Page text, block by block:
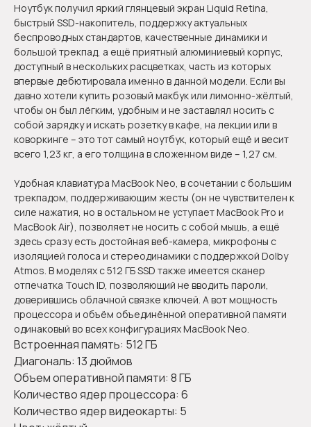
Ноутбук получил яркий глянцевый экран Liquid Retina,
быстрый SSD-накопитель, поддержку актуальных
беспроводных стандартов, качественные динамики и
большой трекпад, а ещё приятный алюминиевый корпус,
доступный в нескольких расцветках, часть из которых
впервые дебютировала именно в данной модели. Если вы
давно хотели купить розовый макбук или лимонно-жёлтый,
чтобы он был лёгким, удобным и не заставлял носить с
собой зарядку и искать розетку в кафе, на лекции или в
коворкинге – это тот самый ноутбук, который ещё и весит
всего 1,23 кг, а его толщина в сложенном виде – 1,27 см.
Удобная клавиатура MacBook Neo, в сочетании с большим
трекпадом, поддерживающим жесты (он не чувствителен к
силе нажатия, но в остальном не уступает MacBook Pro и
MacBook Air), позволяет не носить с собой мышь, а ещё
здесь сразу есть достойная веб-камера, микрофоны с
изоляцией голоса и стереодинамики с поддержкой Dolby
Atmos. В моделях с 512 ГБ SSD также имеется сканер
отпечатка Touch ID, позволяющий не вводить пароли,
доверившись облачной связке ключей. А вот мощность
процессора и объём объединённой оперативной памяти
одинаковый во всех конфигурациях MacBook Neo.
Встроенная память: 512 ГБ
Диагональ: 13 дюймов
Объем оперативной памяти: 8 ГБ
Количество ядер процессора: 6
Количество ядер видеокарты: 5